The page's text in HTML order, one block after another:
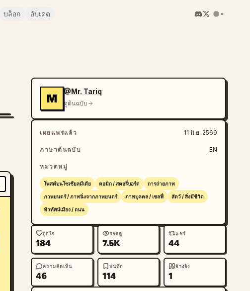
บล็อก อัปเดต
M
@Mr. Tariq
ดูต้นฉบับ
เผยแพร่แล้ว 11 มิ.ย. 2569
ภาษาต้นฉบับ EN
หมวดหมู่
โพสต์บนโซเชียลมีเดีย คอมิก / สตอรี่บอร์ด การถ่ายภาพ
ภาพยนตร์ / ภาพนิ่งจากภาพยนตร์ ภาพบุคคล / เซลฟี่ สัตว์ / สิ่งมีชีวิต
ทิวทัศน์เมือง / ถนน
ถูกใจ
184
ยอดดู
7.5K
แชร์
44
ความคิดเห็น
46
บันทึก
114
อ้างอิง
1